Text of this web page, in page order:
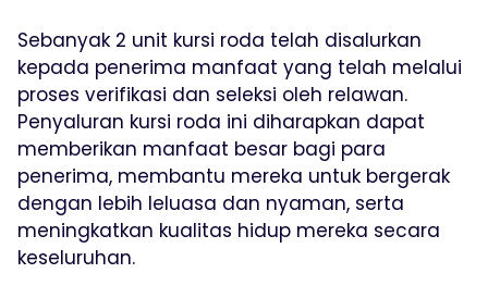
Sebanyak 2 unit kursi roda telah disalurkan
kepada penerima manfaat yang telah melalui
proses verifikasi dan seleksi oleh relawan.
Penyaluran kursi roda ini diharapkan dapat
memberikan manfaat besar bagi para
penerima, membantu mereka untuk bergerak
dengan lebih leluasa dan nyaman, serta
meningkatkan kualitas hidup mereka secara
keseluruhan.